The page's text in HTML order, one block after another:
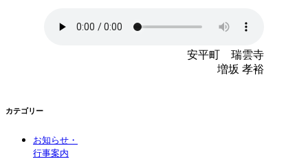
安平町 瑞雲寺
増坂 孝裕
カテゴリー
お知らせ・
行事案内